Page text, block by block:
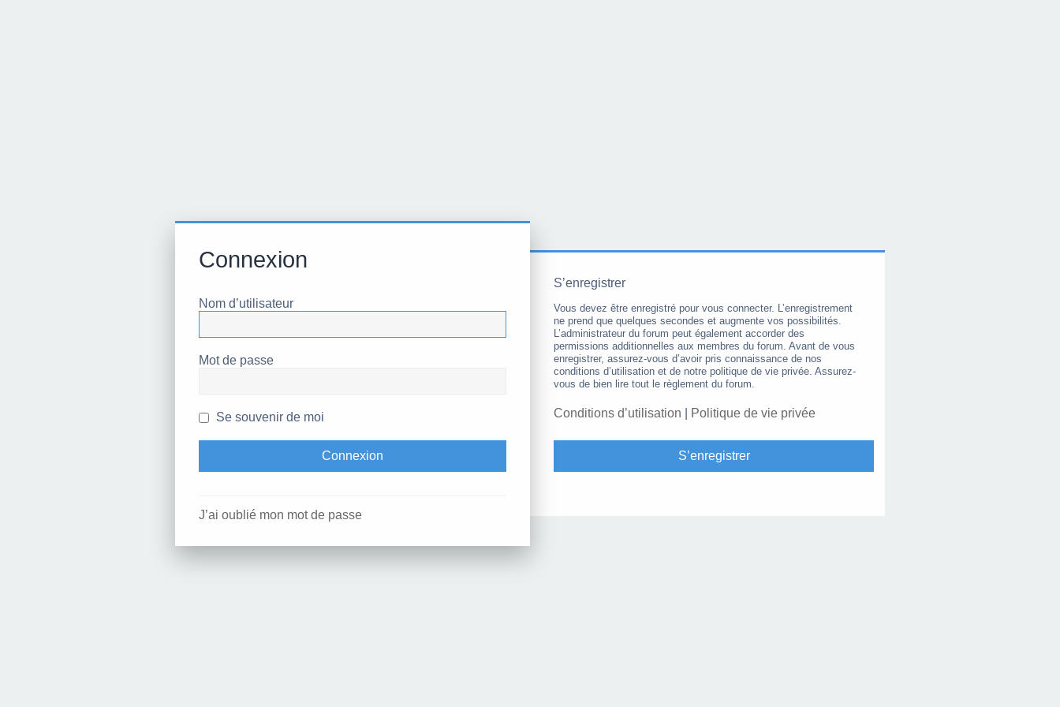
Connexion
Nom d’utilisateur
Mot de passe
Se souvenir de moi
J’ai oublié mon mot de passe
S’enregistrer
Vous devez être enregistré pour vous connecter. L’enregistrement
ne prend que quelques secondes et augmente vos possibilités.
L’administrateur du forum peut également accorder des
permissions additionnelles aux membres du forum. Avant de vous
enregistrer, assurez-vous d’avoir pris connaissance de nos
conditions d’utilisation et de notre politique de vie privée. Assurez-
vous de bien lire tout le règlement du forum.
Conditions d’utilisation Politique de vie privée
S’enregistrer